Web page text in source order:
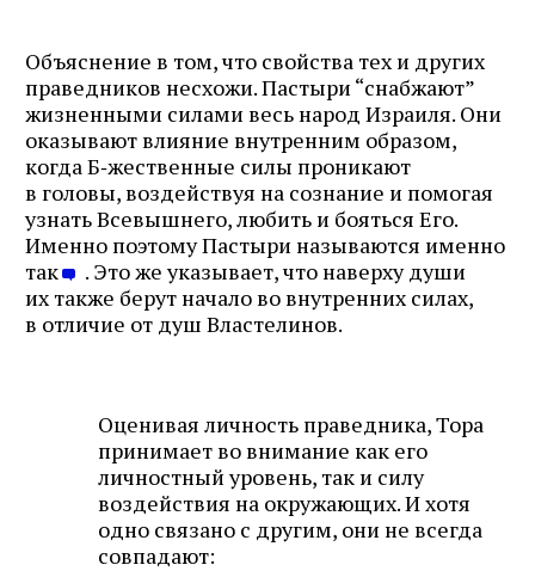
Объяснение в том, что свойства тех и других
праведников несхожи. Пастыри “снабжают”
жизненными силами весь народ Израиля. Они
оказывают влияние внутренним образом,
когда Б‑жественные силы проникают
в головы, воздействуя на сознание и помогая
узнать Всевышнего, любить и бояться Его.
Именно поэтому Пастыри называются именно
так
. Это же указывает, что наверху души
их также берут начало во внутренних силах,
в отличие от душ Властелинов.
Оценивая личность праведника, Тора
принимает во внимание как его
личностный уровень, так и силу
воздействия на окружающих. И хотя
одно связано с другим, они не всегда
совпадают: